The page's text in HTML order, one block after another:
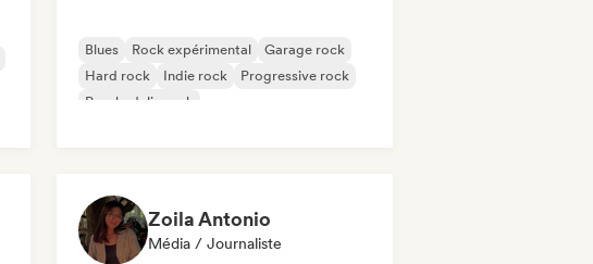
Blues Rock expérimental
Garage rock
Hard rock
Indie rock
Progressive rock
Psychedelic rock
Zoila Antonio
Média / Journaliste